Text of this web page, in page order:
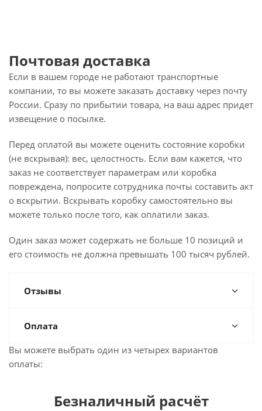
Почтовая доставка
Если в вашем городе не работают транспортные
компании, то вы можете заказать доставку через почту
России. Сразу по прибытии товара, на ваш адрес придет
извещение о посылке.
Перед оплатой вы можете оценить состояние коробки
(не вскрывая): вес, целостность. Если вам кажется, что
заказ не соответствует параметрам или коробка
повреждена, попросите сотрудника почты составить акт
о вскрытии. Вскрывать коробку самостоятельно вы
можете только после того, как оплатили заказ.
Один заказ может содержать не больше 10 позиций и
его стоимость не должна превышать 100 тысяч рублей.
Отзывы
Оплата
Вы можете выбрать один из четырех вариантов
оплаты:
Безналичный расчёт